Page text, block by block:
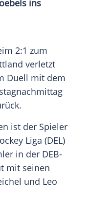
ins
2:1 zum
verletzt
Duell mit dem
ist der Spieler
Liga (DEL)
in der DEB-
mit seinen
und Leo